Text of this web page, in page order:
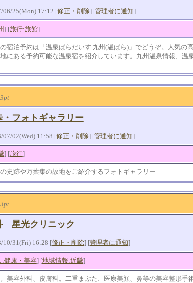
06/25(Mon) 17:12 [修正・削除] [管理者に通知]
] [旅行:旅館]
宿泊予約は「温泉ぱらだいす 九州(温ぱら)」でどうぞ。人気の
にある予約可能な温泉宿を紹介しています。九州温泉情報、温
・フォトギャラリー
07/02(Wed) 11:58 [修正・削除] [管理者に通知]
] [旅行]
史跡や万葉集の故地をご紹介するフォトギャラリー
星光クリニック
10/31(Fri) 16:28 [修正・削除] [管理者に通知]
:健康・美容] [地域情報:近畿]
美容外科、皮膚科。二重まぶた、医療美顔、鼻等の美容整形手